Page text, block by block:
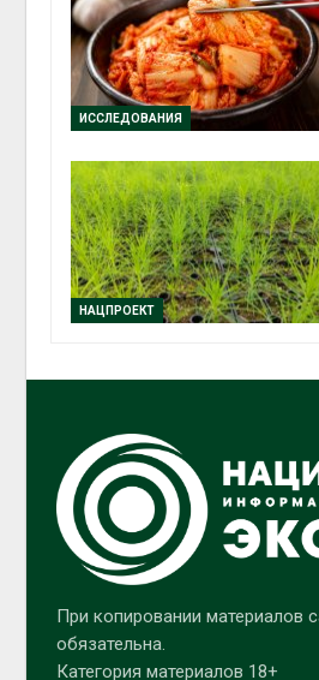
ИССЛЕДОВАНИЯ
НАЦПРОЕКТ
При копировании материалов
обязательна.
Категория материалов 18+